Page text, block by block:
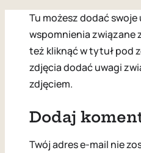
Tu możesz dodać swoje
wspomnienia związane
też kliknąć w tytuł pod
zdjęcia dodać uwagi
zdjęciem.
Dodaj
Twój adres e-mail nie